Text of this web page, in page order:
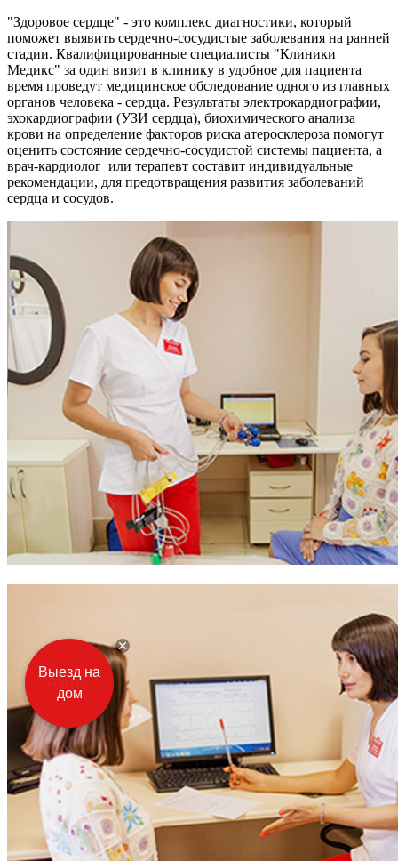
"Здоровое сердце" - это комплекс диагностики, который
поможет выявить сердечно-сосудистые заболевания на ранней
стадии. Квалифицированные специалисты "Клиники
Медикс" за один визит в клинику в удобное для пациента
время проведут медицинское обследование одного из главных
органов человека - сердца. Результаты электрокардиографии,
эхокардиографии (УЗИ сердца), биохимического анализа
крови на определение факторов риска атеросклероза помогут
оценить состояние сердечно-сосудистой системы пациента, а
врач-кардиолог или терапевт составит индивидуальные
рекомендации, для предотвращения развития заболеваний
сердца и сосудов.
Выезд на
дом